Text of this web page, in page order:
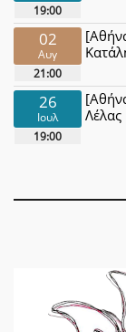
19:00
02
Αυγ
21:00
26
Ιουλ
19:00